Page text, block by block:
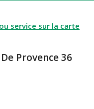
service sur la carte
Provence 36